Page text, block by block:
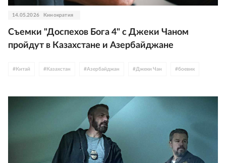
14.05.2026 Кинократия
Съемки "Доспехов Бога 4" с Джеки Чаном
пройдут в Казахстане и Азербайджане
# Китай # Казахстан #Азербайджан #Джеки Чан #боевик